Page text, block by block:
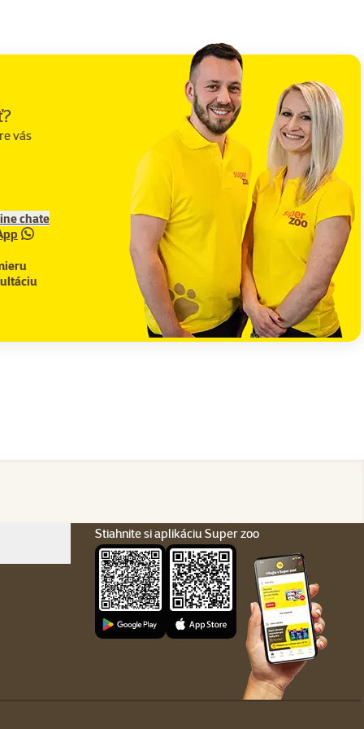
vás
chate
Stiahnite si aplikáciu Super zoo